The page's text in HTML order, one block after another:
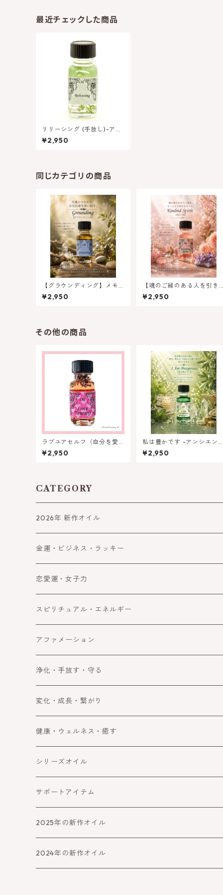
最近チェックした商品
リリーシング (手放し)-アン
シエントメモリーオイル | ロ
ングセラー人気商品
¥2,950
同じカテゴリの商品
【グラウンディング】メモ
リーオイル - グラウンディ
ング
¥2,950
【魂のご縁のある人を引き
つける】キンドレッドスピ
リット（魂のご縁）
¥2,950
その他の商品
ラブユアセルフ（自分を愛
す）- アンシェントメモリー
オイル
¥2,950
私は豊かです -アンシエント
メモリーオイル アファメ
ーションシリーズ
¥2,950
CATEGORY
2026年 新作オイル
金運・ビジネス・ラッキー
金運
ビジネス
ラッキー・望みを叶える
成功
恋愛運・女子力
恋愛運
女子力アップ
スピリチュアル・エネルギー
スピリチュアル
エネルギー
アファメーション
浄化・手放す・守る
浄化
手放す
守る・ブロック
障害をよける・乗り越える
変化・成長・繋がり
自分を変える・変化
コミュニケーション
健康・ウェルネス・癒す
健康・ウェルネス
癒す
シリーズオイル
喜びと幸運
バランスとパワーアップ
人生より高めるシリーズ
サポートアイテム
2025年の新作オイル
2024年の新作オイル